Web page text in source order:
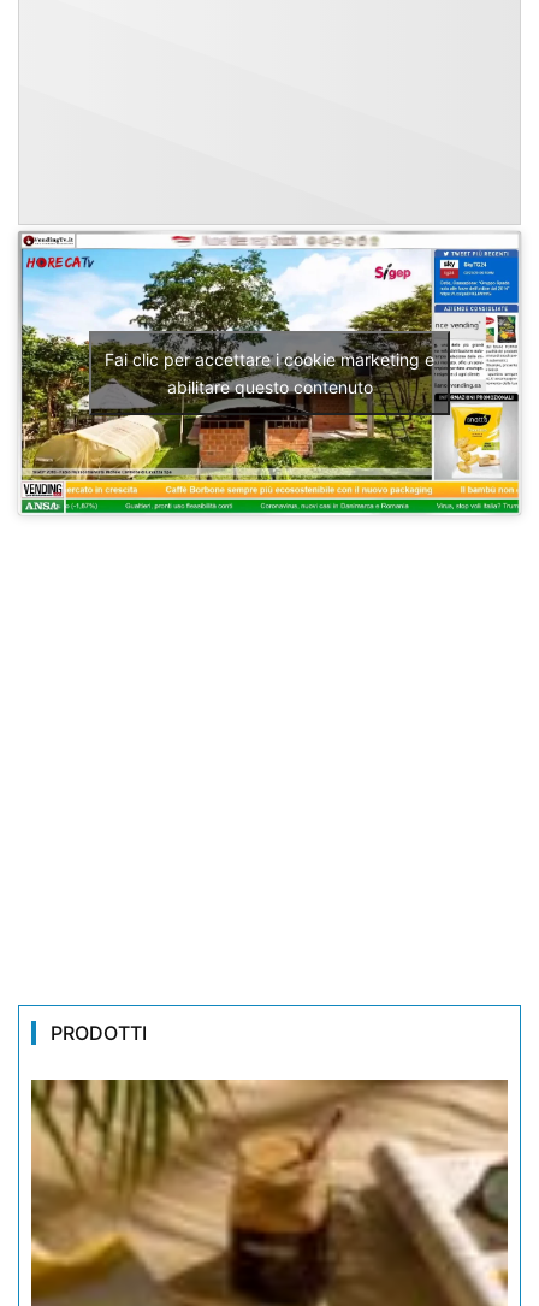
Fai clic per accettare i cookie marketing e
abilitare questo contenuto
PRODOTTI